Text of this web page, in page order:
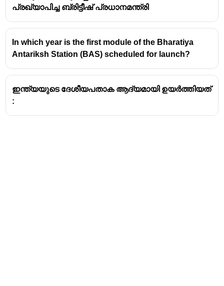
പ്രഖ്യാപിച്ച ബ്രിട്ടീഷ് പ്രധാനമന്ത്രി
In which year is the first module of the Bharatiya
Antariksh Station (BAS) scheduled for launch?
ഇന്ത്യയുടെ ദേശീയപതാക ആദ്യമായി ഉയർത്തിയത്
: